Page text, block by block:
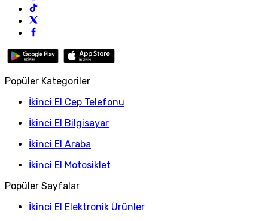
Popüler Kategoriler
İkinci El Cep Telefonu
İkinci El Bilgisayar
İkinci El Araba
İkinci El Motosiklet
Popüler Sayfalar
İkinci El Elektronik Ürünler